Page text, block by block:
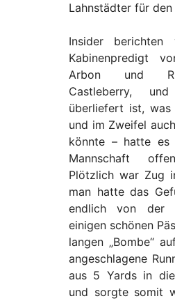
Lahnstädter für
Insider berichten
Kabinenpredigt
Arbon und
Castleberry,
überliefert ist,
und im Zweifel
könnte – hatte es
Mannschaft
Plötzlich war Zug
man hatte das
endlich von der
einigen schönen
langen „Bombe“
angeschlagene
aus 5 Yards in die
und sorgte somit